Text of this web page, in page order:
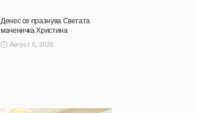
Денес се празнува Светата
маченичка Христина
Август 6, 2026